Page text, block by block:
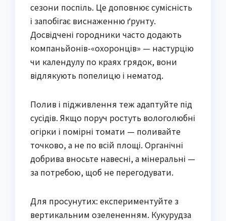
сезони поспіль. Це доповнює сумісність
і запобігає виснаженню ґрунту.
Досвідчені городники часто додають
компаньйонів-«охоронців» — настурцію
чи календулу по краях грядок, вони
відлякують попелицю і нематод.
Полив і підживлення теж адаптуйте під
сусідів. Якщо поруч ростуть вологолюбні
огірки і помірні томати — поливайте
точково, а не по всій площі. Органічні
добрива вносьте навесні, а мінеральні —
за потребою, щоб не перегодувати.
Для просунутих: експериментуйте з
вертикальним озелененням. Кукурудза